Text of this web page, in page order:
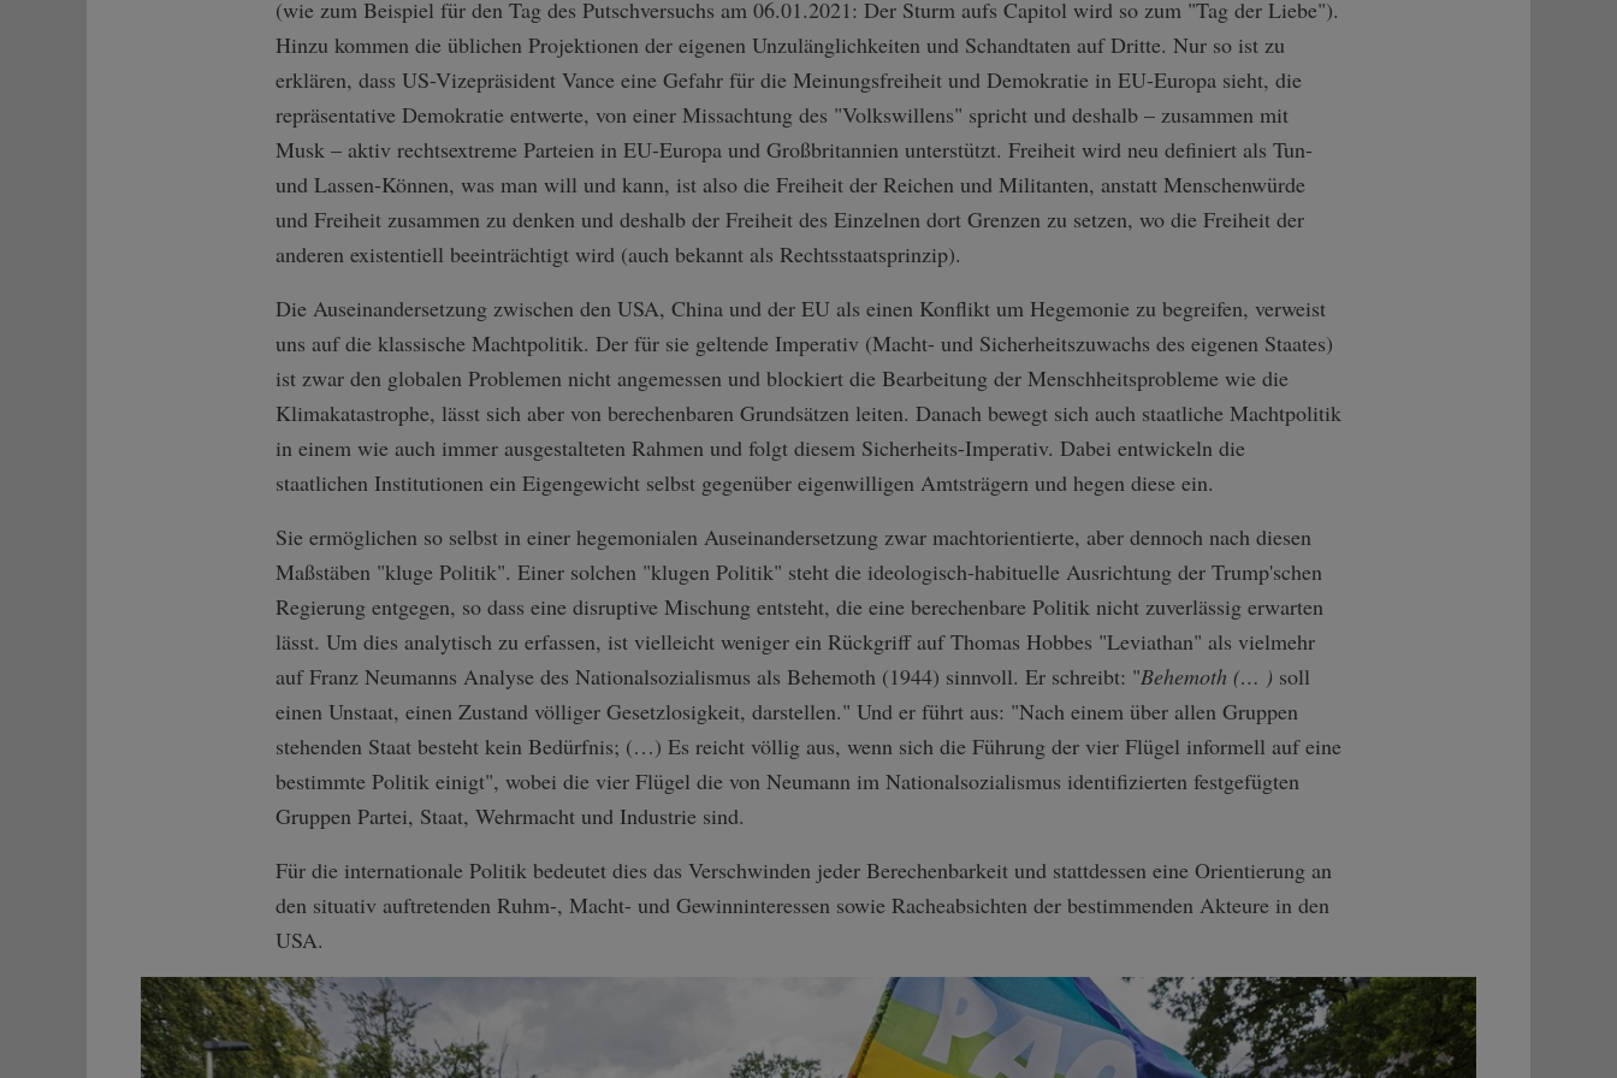
(wie zum Beispiel für den Tag des Putschversuchs am 06.01.2021: Der Sturm aufs Capitol wird so zum "Tag der Liebe").
Hinzu kommen die üblichen Projektionen der eigenen Unzulänglichkeiten und Schandtaten auf Dritte. Nur so ist zu
erklären, dass US-Vizepräsident Vance eine Gefahr für die Meinungsfreiheit und Demokratie in EU-Europa sieht, die
repräsentative Demokratie entwerte, von einer Missachtung des "Volkswillens" spricht und deshalb – zusammen mit
Musk – aktiv rechtsextreme Parteien in EU-Europa und Großbritannien unterstützt. Freiheit wird neu definiert als Tun-
und Lassen-Können, was man will und kann, ist also die Freiheit der Reichen und Militanten, anstatt Menschenwürde
und Freiheit zusammen zu denken und deshalb der Freiheit des Einzelnen dort Grenzen zu setzen, wo die Freiheit der
anderen existentiell beeinträchtigt wird (auch bekannt als Rechtsstaatsprinzip).
Die Auseinandersetzung zwischen den USA, China und der EU als einen Konflikt um Hegemonie zu begreifen, verweist
uns auf die klassische Machtpolitik. Der für sie geltende Imperativ (Macht- und Sicherheitszuwachs des eigenen Staates)
ist zwar den globalen Problemen nicht angemessen und blockiert die Bearbeitung der Menschheitsprobleme wie die
Klimakatastrophe, lässt sich aber von berechenbaren Grundsätzen leiten. Danach bewegt sich auch staatliche Machtpolitik
in einem wie auch immer ausgestalteten Rahmen und folgt diesem Sicherheits-Imperativ. Dabei entwickeln die
staatlichen Institutionen ein Eigengewicht selbst gegenüber eigenwilligen Amtsträgern und hegen diese ein.
Sie ermöglichen so selbst in einer hegemonialen Auseinandersetzung zwar machtorientierte, aber dennoch nach diesen
Maßstäben "kluge Politik". Einer solchen "klugen Politik" steht die ideologisch-habituelle Ausrichtung der Trump'schen
Regierung entgegen, so dass eine disruptive Mischung entsteht, die eine berechenbare Politik nicht zuverlässig erwarten
lässt. Um dies analytisch zu erfassen, ist vielleicht weniger ein Rückgriff auf Thomas Hobbes "Leviathan" als vielmehr
auf Franz Neumanns Analyse des Nationalsozialismus als Behemoth (1944) sinnvoll. Er schreibt: "Behemoth (… ) soll
einen Unstaat, einen Zustand völliger Gesetzlosigkeit, darstellen." Und er führt aus: "Nach einem über allen Gruppen
stehenden Staat besteht kein Bedürfnis; (…) Es reicht völlig aus, wenn sich die Führung der vier Flügel informell auf eine
bestimmte Politik einigt", wobei die vier Flügel die von Neumann im Nationalsozialismus identifizierten festgefügten
Gruppen Partei, Staat, Wehrmacht und Industrie sind.
Für die internationale Politik bedeutet dies das Verschwinden jeder Berechenbarkeit und stattdessen eine Orientierung an
den situativ auftretenden Ruhm-, Macht- und Gewinninteressen sowie Racheabsichten der bestimmenden Akteure in den
USA.